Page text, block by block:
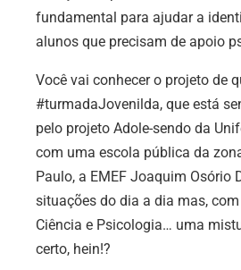
fundamental para ajudar a
alunos que precisam de apoio
Você vai conhecer o projeto de
#turmadaJovenilda, que está
pelo projeto Adole-sendo da
com uma escola pública da
Paulo, a EMEF Joaquim Osório
situações do dia a dia mas,
Ciência e Psicologia… uma
certo, hein!?